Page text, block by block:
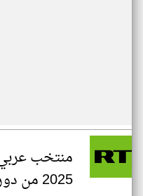
منتخب
2025 من دور المجموعات